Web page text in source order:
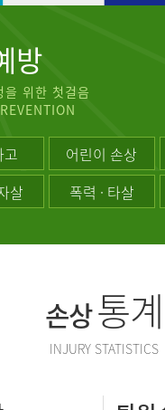
방
을 위한 첫걸음
고 어린이 손상
살
폭력 · 타살
손상통계
INJURY STATISTICS